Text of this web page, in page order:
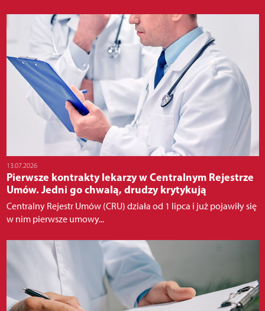
13.07.2026
Pierwsze kontrakty lekarzy w Centralnym Rejestrze
Umów. Jedni go chwalą, drudzy krytykują
Centralny Rejestr Umów (CRU) działa od 1 lipca i już pojawiły się
w nim pierwsze umowy...